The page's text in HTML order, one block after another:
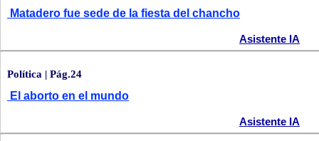
Matadero fue sede de la fiesta del chancho
Asistente IA
Política | Pág.24
El aborto en el mundo
Asistente IA